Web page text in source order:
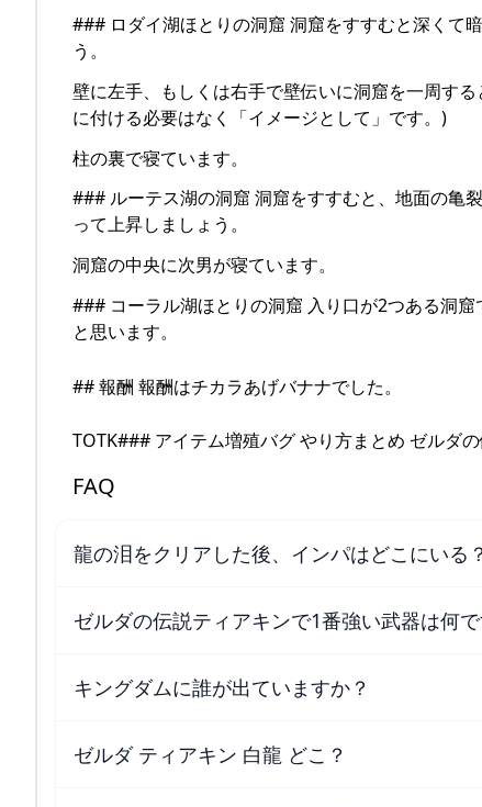
### ロダイ湖ほとりの洞窟 洞窟をすすむと深くて
う。
壁に左手、もしくは右手で壁伝いに洞窟を一周す
に付ける必要はなく「イメージとして」です。)
柱の裏で寝ています。
### ルーテス湖の洞窟 洞窟をすすむと、地面の亀
って上昇しましょう。
洞窟の中央に次男が寝ています。
### コーラル湖ほとりの洞窟 入り口が2つある洞
と思います。
## 報酬 報酬はチカラあげバナナでした。
TOTK### アイテム増殖バグ やり方まとめ ゼルダ
FAQ
龍の泪をクリアした後、インパはどこにいる？
ゼルダの伝説ティアキンで1番強い武器は何で
キングダムに誰が出ていますか？
ゼルダ ティアキン 白龍 どこ？